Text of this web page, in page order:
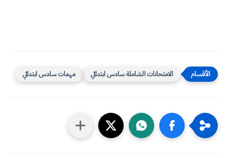
الامتحانات الشاملة سادس ابتدائي مهمات سادس ابتدائي